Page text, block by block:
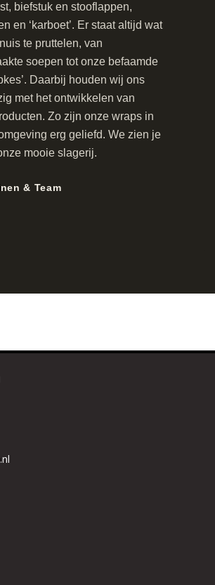
biefstuk en stooflappen,
en ‘karboet’. Er staat altijd wat
te pruttelen, van
soepen tot onze befaamde
Daarbij houden wij ons
met het ontwikkelen van
Zo zijn onze wraps in
erg geliefd. We zien je
mooie slagerij.
& Team